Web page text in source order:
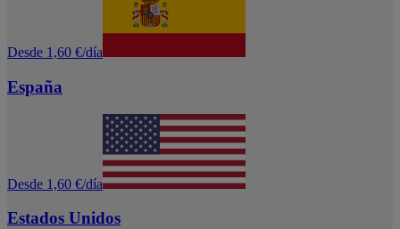
Desde 1,60 €/día
España
Desde 1,60 €/día
Estados Unidos